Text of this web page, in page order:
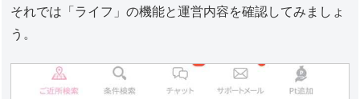
それでは「ライフ」の機能と運営内容を確認してみましょ
う。